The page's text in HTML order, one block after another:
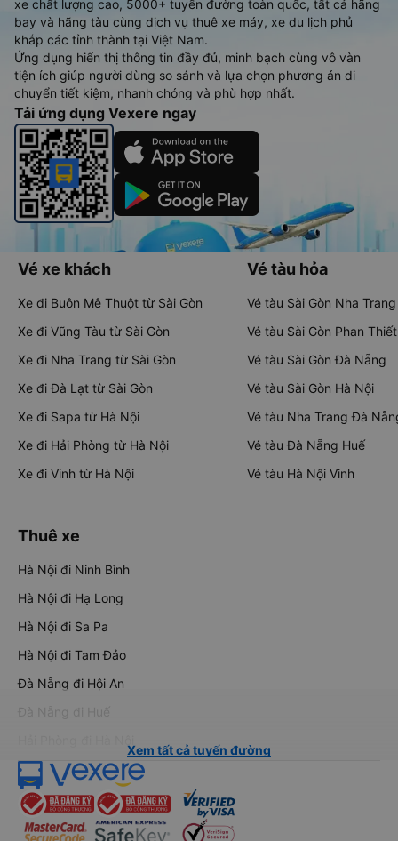
xe chất lượng cao, 5000+ tuyến đường toàn quốc, tất cả hãng
bay và hãng tàu cùng dịch vụ thuê xe máy, xe du lịch phủ
khắp các tỉnh thành tại Việt Nam.
Ứng dụng hiển thị thông tin đầy đủ, minh bạch cùng vô vàn
tiện ích giúp người dùng so sánh và lựa chọn phương án di
chuyển tiết kiệm, nhanh chóng và phù hợp nhất.
Tải ứng dụng Vexere ngay
Vé xe khách
Xe đi Buôn Mê Thuột từ Sài Gòn
Xe đi Vũng Tàu từ Sài Gòn
Xe đi Nha Trang từ Sài Gòn
Xe đi Đà Lạt từ Sài Gòn
Xe đi Sapa từ Hà Nội
Xe đi Hải Phòng từ Hà Nội
Xe đi Vinh từ Hà Nội
Vé tàu hỏa
Vé tàu Sài Gòn Nha Trang
Vé tàu Sài Gòn Phan Thiết
Vé tàu Sài Gòn Đà Nẵng
Vé tàu Sài Gòn Hà Nội
Vé tàu Nha Trang Đà
Vé tàu Đà Nẵng Huế
Vé tàu Hà Nội Vinh
Thuê xe
Hà Nội đi Ninh Bình
Hà Nội đi Hạ Long
Hà Nội đi Sa Pa
Hà Nội đi Tam Đảo
Đà Nẵng đi Hội An
Đà Nẵng đi Huế
Xem tất cả tuyến đường